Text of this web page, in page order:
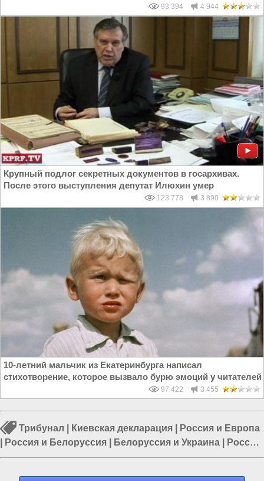
93 394 4 944
Крупный подлог секретных документов в госархивах.
После этого выступления депутат Илюхин умер
123 778 3 890
10-летний мальчик из Екатеринбурга написал
стихотворение, которое вызвало бурю эмоций у читателей
97 422 3 455
Трибунал Киевская декларация
Россия и Европа
Россия и Белоруссия Белоруссия и Украина
Россия
и ООН|Европа и Украина